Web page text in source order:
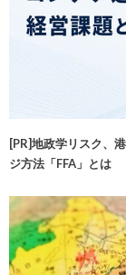
[PR]地政学リスク、
ジ方法「FFA」とは